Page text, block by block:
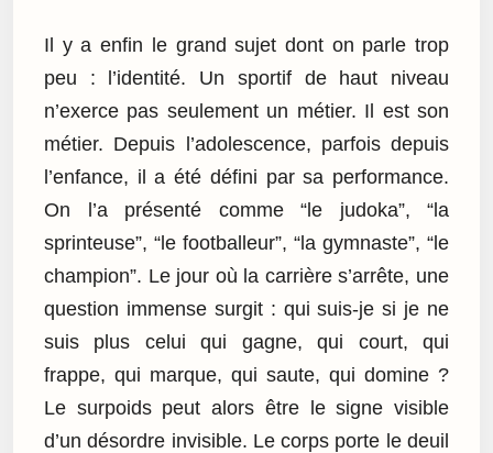
Il y a enfin le grand sujet dont on parle trop
peu : l’identité. Un sportif de haut niveau
n’exerce pas seulement un métier. Il est son
métier. Depuis l’adolescence, parfois depuis
l’enfance, il a été défini par sa performance.
On l’a présenté comme “le judoka”, “la
sprinteuse”, “le footballeur”, “la gymnaste”, “le
champion”. Le jour où la carrière s’arrête, une
question immense surgit : qui suis-je si je ne
suis plus celui qui gagne, qui court, qui
frappe, qui marque, qui saute, qui domine ?
Le surpoids peut alors être le signe visible
d’un désordre invisible. Le corps porte le deuil